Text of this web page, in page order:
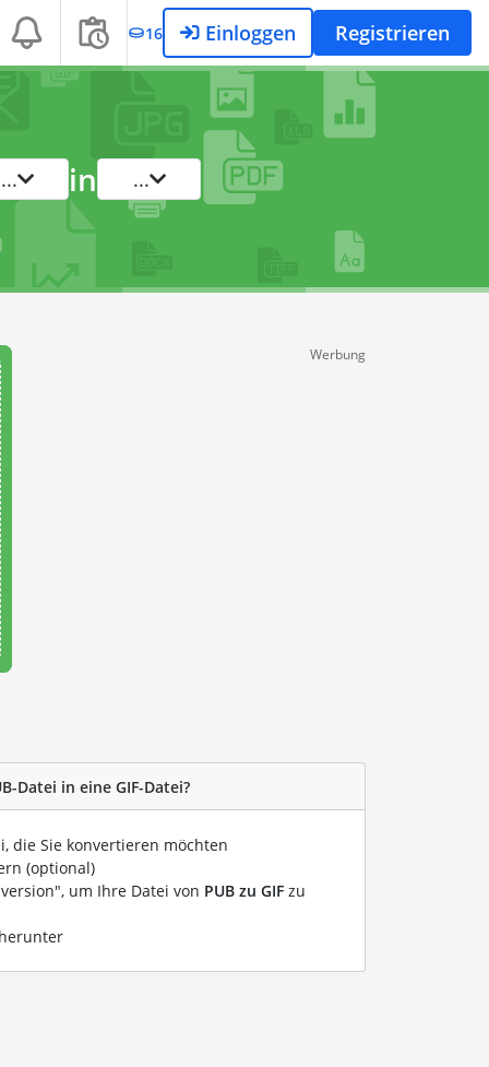
16 Einloggen Registrieren
... in ...
Werbung
Datei in eine GIF-Datei?
die Sie konvertieren möchten
(optional)
um Ihre Datei von PUB zu GIF zu